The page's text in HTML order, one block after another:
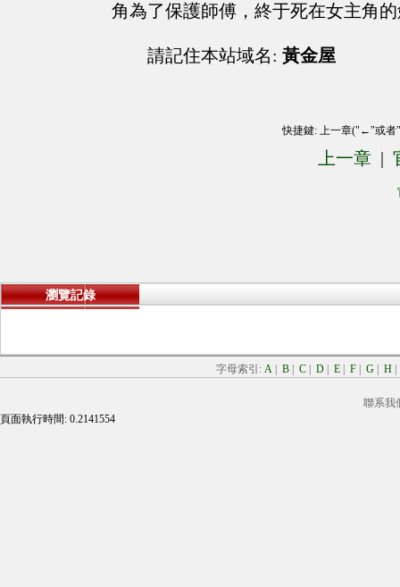
角為了保護師傅，終于死在女主角
請記住本站域名: 黃金屋
快捷鍵: 上一章("←"或
上一章 |
瀏覽記錄
字母索引: A B C D E F G H
聯系我
頁面執行時間: 0.2141554